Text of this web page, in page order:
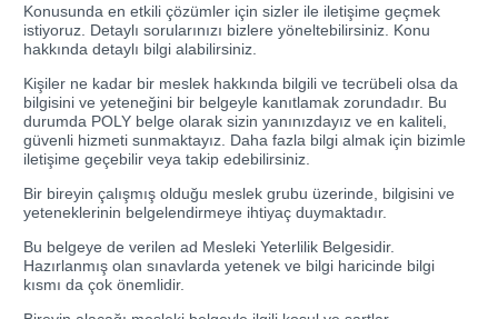
Konusunda en etkili çözümler için sizler ile iletişime geçmek
istiyoruz. Detaylı sorularınızı bizlere yöneltebilirsiniz. Konu
hakkında detaylı bilgi alabilirsiniz.
Kişiler ne kadar bir meslek hakkında bilgili ve tecrübeli olsa da
bilgisini ve yeteneğini bir belgeyle kanıtlamak zorundadır. Bu
durumda POLY belge olarak sizin yanınızdayız ve en kaliteli,
güvenli hizmeti sunmaktayız. Daha fazla bilgi almak için bizimle
iletişime geçebilir veya takip edebilirsiniz.
Bir bireyin çalışmış olduğu meslek grubu üzerinde, bilgisini ve
yeteneklerinin belgelendirmeye ihtiyaç duymaktadır.
Bu belgeye de verilen ad Mesleki Yeterlilik Belgesidir.
Hazırlanmış olan sınavlarda yetenek ve bilgi haricinde bilgi
kısmı da çok önemlidir.